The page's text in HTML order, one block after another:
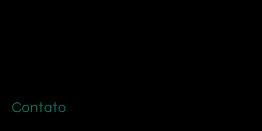
Contato